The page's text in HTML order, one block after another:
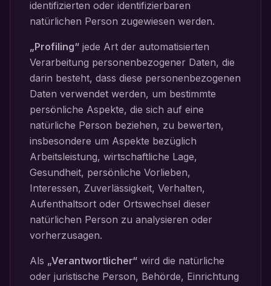
identifizierten oder identifizierbaren
natürlichen Person zugewiesen werden.
„Profiling“ jede Art der automatisierten
Verarbeitung personenbezogener Daten, die
darin besteht, dass diese personenbezogenen
Daten verwendet werden, um bestimmte
persönliche Aspekte, die sich auf eine
natürliche Person beziehen, zu bewerten,
insbesondere um Aspekte bezüglich
Arbeitsleistung, wirtschaftliche Lage,
Gesundheit, persönliche Vorlieben,
Interessen, Zuverlässigkeit, Verhalten,
Aufenthaltsort oder Ortswechsel dieser
natürlichen Person zu analysieren oder
vorherzusagen.
Als „Verantwortlicher“ wird die natürliche
oder juristische Person, Behörde, Einrichtung